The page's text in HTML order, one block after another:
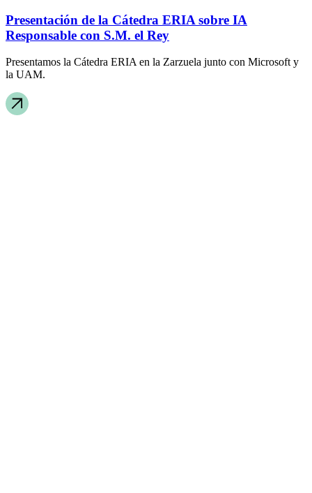
Presentación de la Cátedra ERIA sobre IA
Responsable con S.M. el Rey
Presentamos la Cátedra ERIA en la Zarzuela junto con Microsoft y
la UAM.